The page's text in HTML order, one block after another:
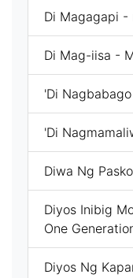
Di Magagapi -
Di Mag-iisa -
'Di
'Di
Diwa Ng
Diyos Inibig
One
Diyos Ng